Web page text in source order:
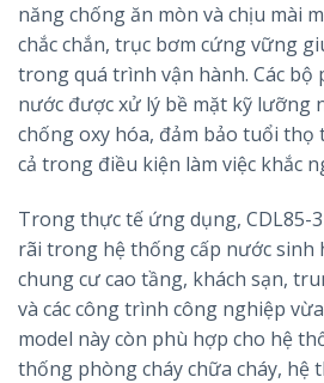
năng chống ăn mòn và chịu mài
chắc chắn, trục bơm cứng vững
trong quá trình vận hành. Các bộ
nước được xử lý bề mặt kỹ lưỡng
chống oxy hóa, đảm bảo tuổi thọ
cả trong điều kiện làm việc khắc
Trong thực tế ứng dụng, CDL85-
rãi trong hệ thống cấp nước sinh
chung cư cao tầng, khách sạn,
và các công trình công nghiệp
model này còn phù hợp cho hệ
thống phòng cháy chữa cháy, hệ